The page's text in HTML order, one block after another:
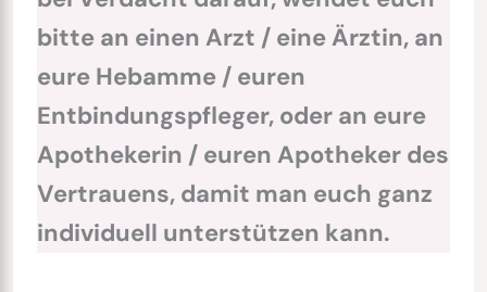
bitte an einen Arzt / eine Ärztin, an
eure Hebamme / euren
Entbindungspfleger, oder an eure
Apothekerin / euren Apotheker des
Vertrauens, damit man euch ganz
individuell unterstützen kann.